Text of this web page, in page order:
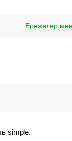
Ережелер
simple.